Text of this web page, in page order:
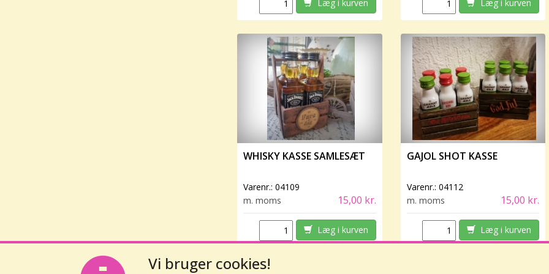
Læg i kurven Læg i kurven
WHISKY KASSE SAMLESÆT
Varenr.: 04109
m. moms
15,00 kr.
Læg i kurven
GAJOL SHOT KASSE
Varenr.: 04112
m. moms
15,00 kr.
Læg i kurven
Vi bruger cookies!